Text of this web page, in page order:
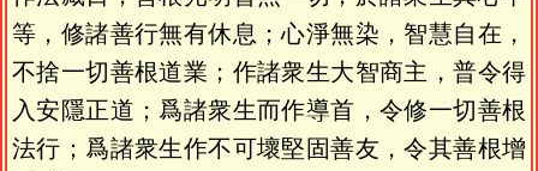
等，修諸善行無有休息；心淨無染，智慧自在，
不捨一切善根道業；作諸衆生大智商主，普令得
入安隱正道；爲諸衆生而作導首，令修一切善根
法行；爲諸衆生作不可壞堅固善友，令其善根增